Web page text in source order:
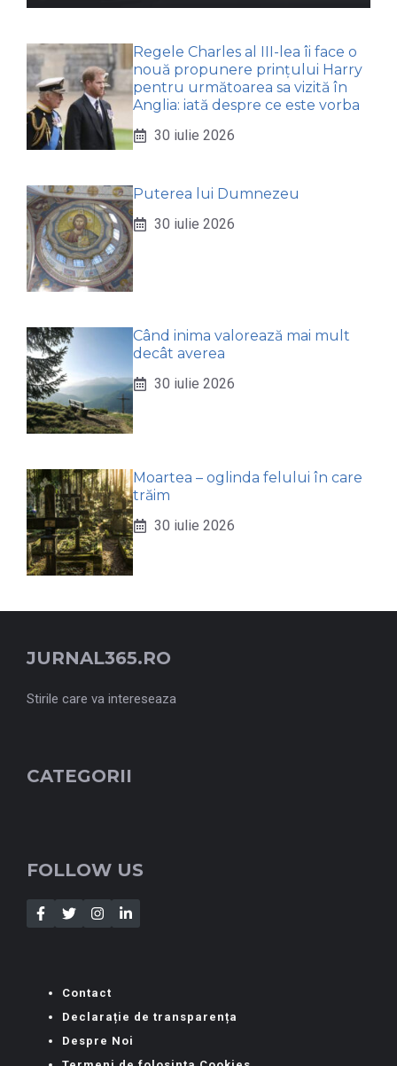
Regele Charles al III-lea îi face o
nouă propunere prințului Harry
pentru următoarea sa vizită în
Anglia: iată despre ce este vorba
30 iulie 2026
Puterea lui Dumnezeu
30 iulie 2026
Când inima valorează mai mult
decât averea
30 iulie 2026
Moartea – oglinda felului în care
trăim
30 iulie 2026
JURNAL365.RO
Stirile care va intereseaza
CATEGORII
FOLLOW US
Contact
Declarație de transparența
Despre Noi